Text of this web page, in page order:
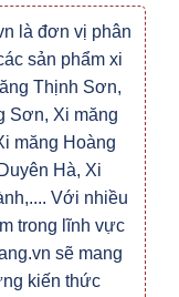
là đơn vị phân
sản phẩm xi
Thịnh Sơn,
Sơn, Xi măng
măng Hoàng
Hà, Xi
Với nhiều
trong lĩnh vực
sẽ mang
kiến thức